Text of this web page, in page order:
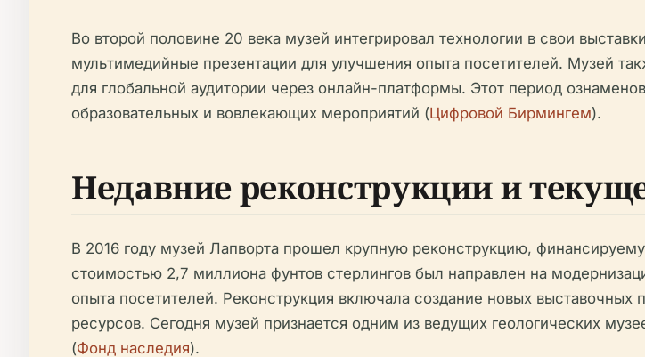
Во второй половине 20 века музей интегрировал технологии в свои
мультимедийные презентации для улучшения опыта посетителей. Музей
для глобальной аудитории через онлайн-платформы. Этот период
образовательных и вовлекающих мероприятий (Цифровой Бирмингем).
Недавние реконструкции и
В 2016 году музей Лапворта прошел крупную реконструкцию,
стоимостью 2,7 миллиона фунтов стерлингов был направлен на
опыта посетителей. Реконструкция включала создание новых выставочных
ресурсов. Сегодня музей признается одним из ведущих геологических
(Фонд наследия).